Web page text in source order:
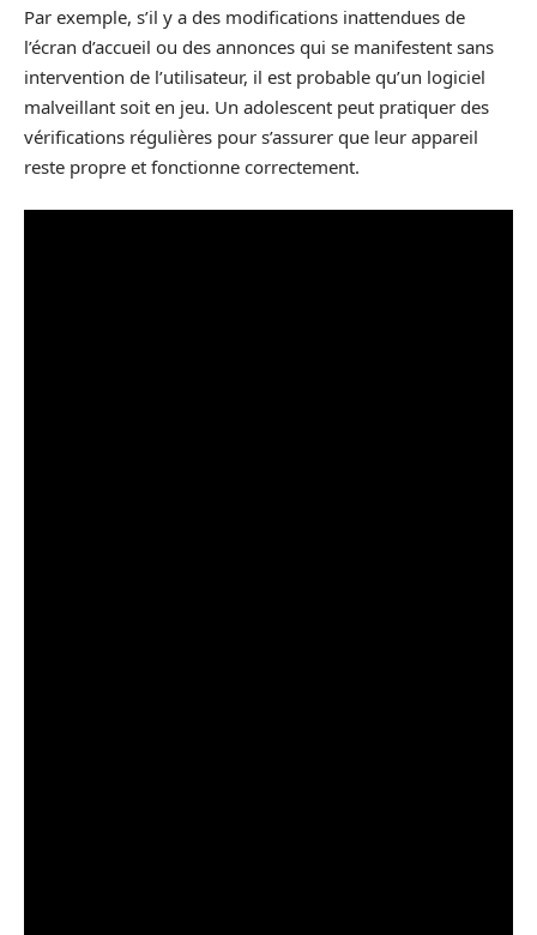
Par exemple, s’il y a des modifications inattendues de
l’écran d’accueil ou des annonces qui se manifestent sans
intervention de l’utilisateur, il est probable qu’un logiciel
malveillant soit en jeu. Un adolescent peut pratiquer des
vérifications régulières pour s’assurer que leur appareil
reste propre et fonctionne correctement.